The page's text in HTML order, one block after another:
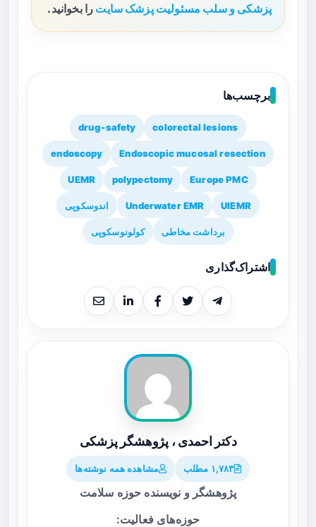
پزشکی و سلب مسئولیت پزشک سایت را بخوانید.
برچسب‌ها
colorectal lesions
drug-safety
Endoscopic mucosal resection
endoscopy
Europe PMC
polypectomy
UEMR
UIEMR
Underwater EMR اندوسکوپی
برداشت مخاطی کولونوسکوپی
اشتراک‌گذاری
دکتر احمدی ، پژوهشگر پزشکی
۱,۷۸۳ مطلب مشاهده همه نوشته‌ها
پژوهشگر و نویسنده حوزه سلامت
حوزه‌های فعالیت: